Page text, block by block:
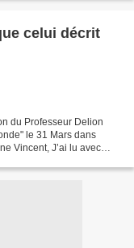
celui décrit
du Professeur Delion
le 31 Mars dans
Vincent, J’ai lu avec